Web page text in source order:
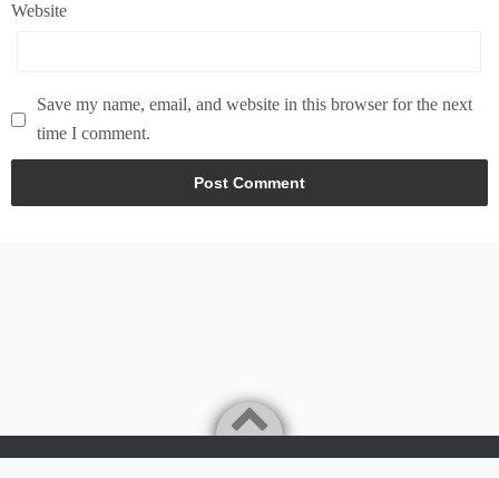
Website
Save my name, email, and website in this browser for the next
time I comment.